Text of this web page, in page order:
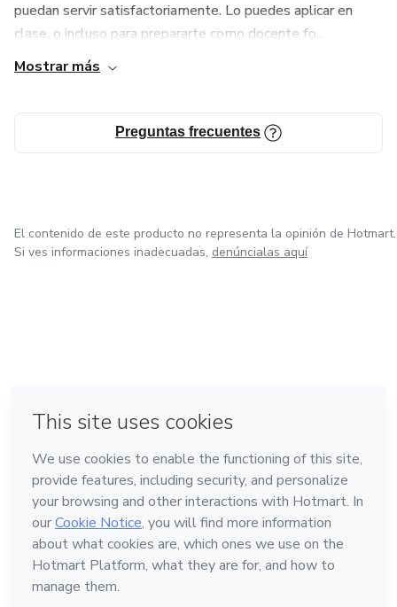
puedan servir satisfactoriamente. Lo puedes aplicar en
clase, o incluso para prepararte como docente fo...
Mostrar más
Preguntas frecuentes
El contenido de este producto no representa la opinión de Hotmart.
Si ves informaciones inadecuadas, denúncialas aquí
Hecho con❤ en Ciudad de México
Conoce Hotmart
Idioma
Español